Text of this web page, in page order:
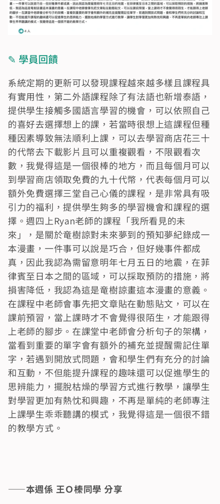
✎ 學員回饋
系統定期的更新可以發現課程越來越多樣且課程具
有實用性，第二外語課程除了有法語也新增泰語，
提供學生接觸多國語言學習的機會，可以依照自己
的喜好去選擇想上的課，若當時很想上這課程但種
種因素導致無法順利上課，可以去學習商店花三十
的代幣去下載影片且可以重複觀看，不限觀看次
數，我覺得這是一個很棒的地方，而且每個月可以
到學習商店領取免費的九十代幣，代表每個月可以
額外免費選擇三堂自己心儀的課程，是非常具有吸
引力的福利，提供學生夠多的學習機會和課程的選
擇。週四上Ryan老師的課程「我所看見的未
來」，是關於竜樹諒對未來夢到的預知夢紀錄成一
本漫畫，一件事可以說是巧合，但好幾事件都成
真，因此我認為需留意明年七月五日的地震，在菲
律賓至日本之間的區域，可以採取預防的措施，將
損害降低，我認為這是竜樹諒畫這本漫畫的意義。
在課程中老師會事先把文章貼在動態貼文，可以在
課前預習，當上課時才不會覺得很陌生，才能跟得
上老師的腳步。在課堂中老師會分析句子的架構，
當看到重要的單字會有額外的補充並提醒需記住單
字，若遇到開放式問題，會和學生們有充分的討論
和互動，不但能提升課程的趣味還可以促進學生的
思辨能力，擺脫枯燥的學習方式進行教學，讓學生
對學習更加有熱忱和興趣，不再是單純的老師專注
上課學生乖乖聽講的模式，我覺得這是一個很不錯
的教學方式。
——本週係 王Ｏ榛同學 分享